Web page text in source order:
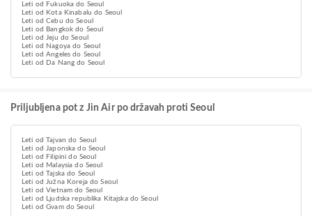
Leti od Fukuoka do Seoul
Leti od Kota Kinabalu do Seoul
Leti od Cebu do Seoul
Leti od Bangkok do Seoul
Leti od Jeju do Seoul
Leti od Nagoya do Seoul
Leti od Angeles do Seoul
Leti od Da Nang do Seoul
Priljubljena pot z Jin Air po državah proti Seoul
Leti od Tajvan do Seoul
Leti od Japonska do Seoul
Leti od Filipini do Seoul
Leti od Malaysia do Seoul
Leti od Tajska do Seoul
Leti od Južna Koreja do Seoul
Leti od Vietnam do Seoul
Leti od Ljudska republika Kitajska do Seoul
Leti od Gvam do Seoul